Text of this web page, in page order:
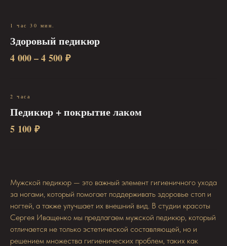
1 час 30 мин.
Здоровый педикюр
4 000 – 4 500 ₽
2 часа
Педикюр + покрытие лаком
5 100 ₽
Мужской педикюр — это важный элемент гигиеничного ухода
за ногами, который помогает поддерживать здоровье стоп и
ногтей, а также улучшает их внешний вид. В студии красоты
Сергея Иващенко мы предлагаем мужской педикюр, который
отличается не только эстетической составляющей, но и
решением множества гигиенических проблем, таких как